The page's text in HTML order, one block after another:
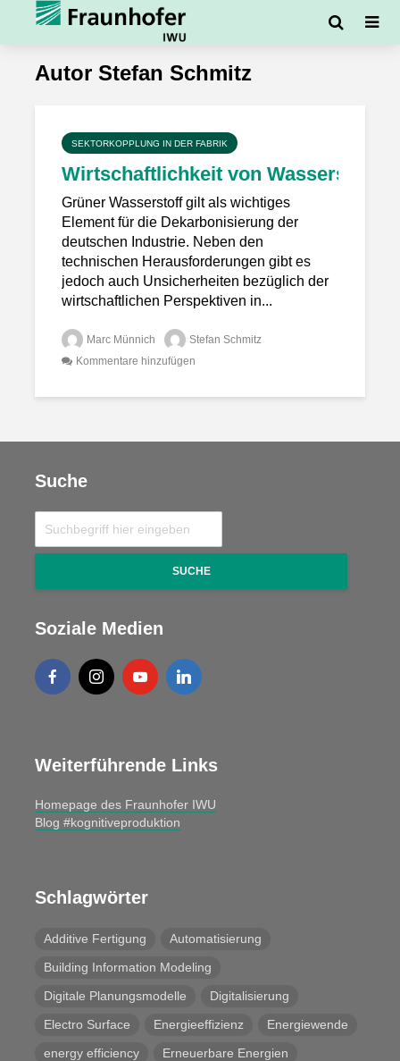
Autor Stefan Schmitz
SEKTORKOPPLUNG IN DER FABRIK
Wirtschaftlichkeit von Wasserstoff
Grüner Wasserstoff gilt als wichtiges
Element für die Dekarbonisierung der
deutschen Industrie. Neben den
technischen Herausforderungen gibt es
jedoch auch Unsicherheiten bezüglich der
wirtschaftlichen Perspektiven in...
Marc Münnich
Stefan Schmitz
Kommentare hinzufügen
Suche
SUCHE
Soziale Medien
Weiterführende Links
Homepage des Fraunhofer IWU
Blog #kognitiveproduktion
Schlagwörter
Additive Fertigung
Automatisierung
Building Information Modeling
Digitale Planungsmodelle
Digitalisierung
Electro Surface
Energieeffizienz
Energiewende
energy efficiency
Erneuerbare Energien